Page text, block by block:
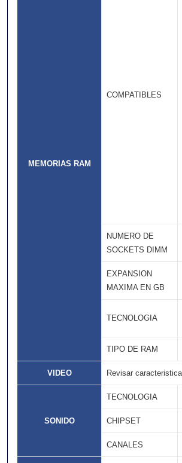
MEMORIAS RAM
COMPATIBLES
NUMERO DE
SOCKETS DIMM
EXPANSION
MAXIMA EN GB
TECNOLOGIA
TIPO DE RAM
VIDEO Revisar
SONIDO
TECNOLOGIA
CHIPSET
CANALES